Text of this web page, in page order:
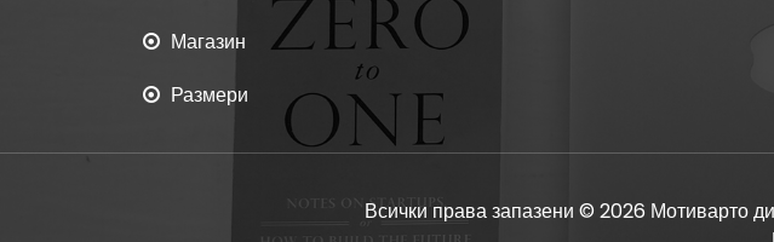
Магазин
Размери
Всички права запазени © 2026 Мотиварто